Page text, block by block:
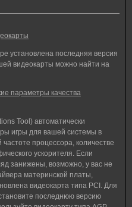
установлена последняя версия
видеокарты можно найти на
параметры качества
Tool) автоматически
игры для вашей системы в
процессора, количестве
ускорителя. Если
занижены, возможно, у вас не
материнской платы,
видеокарта типа PCI. Для
последнюю версию